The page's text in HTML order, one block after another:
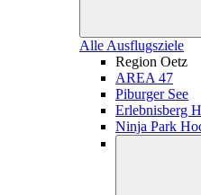
Alle Ausflugsziele
Region Oetz
AREA 47
Piburger See
Erlebnisberg
Ninja Park